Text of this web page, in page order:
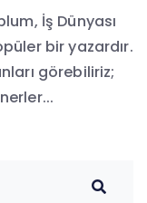
İş Dünyası
bir yazardır.
görebiliriz;